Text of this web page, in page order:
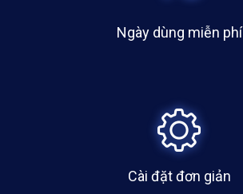
Ngày dùng miễn phí
Cài đặt đơn giản